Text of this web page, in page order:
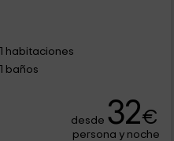
1 habitaciones
1 baños
desde 32€
persona y noche